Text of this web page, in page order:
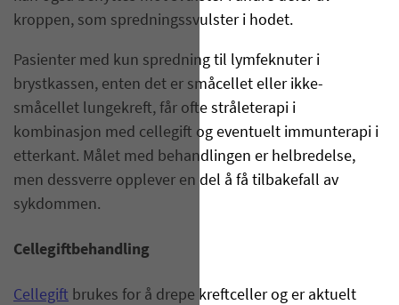
kroppen, som spredningssvulster i hodet.
Pasienter med kun spredning til lymfeknuter i
brystkassen, enten det er småcellet eller ikke-
småcellet lungekreft, får ofte stråleterapi i
kombinasjon med cellegift og eventuelt immunterapi i
etterkant. Målet med behandlingen er helbredelse,
men dessverre opplever en del å få tilbakefall av
sykdommen.
Cellegiftbehandling
Cellegift brukes for å drepe kreftceller og er aktuelt